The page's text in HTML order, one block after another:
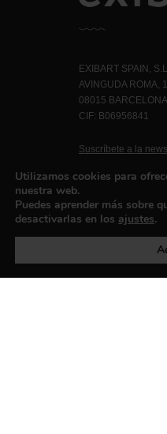
EXIBART SPAIN,
AVINGUDA ROMA,
08015 BARCELONA
CIF: B06956841
Suscríbete a la
Política de privacidad
Utilizamos cookies para
nuestra web.
Puedes aprender más sobre
desactivarlas en los ajustes.